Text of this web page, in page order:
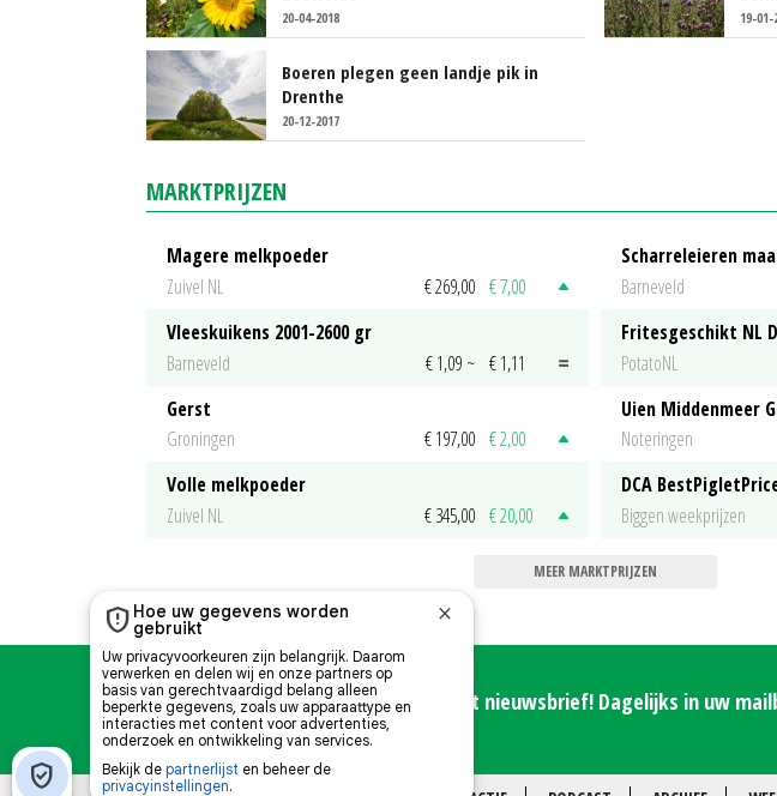
20-04-2018 19-01-
Boeren plegen geen landje pik in
Drenthe
20-12-2017
MARKTPRIJZEN
Magere melkpoeder
Zuivel NL
€ 269,00 € 7,00
Vleeskuikens 2001-2600 gr
Barneveld
€ 1,09 ~ € 1,11
Gerst
Groningen
€ 197,00 € 2,00
Volle melkpoeder
Zuivel NL
€ 345,00 € 20,00
Scharreleieren
Barneveld
Fritesgeschikt NL
PotatoNL
Uien Middenmeer
Noteringen
DCA
Biggen weekprijzen
MEER MARKTPRIJZEN
Meld u hier aan voor de Nieuwe Oogst nieuwsbrief! Dagelijks in uw